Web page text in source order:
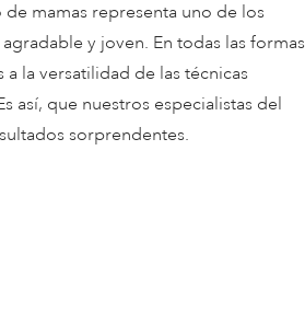
mamas representa uno de los
y joven. En todas las formas
la versatilidad de las técnicas
así, que nuestros especialistas del
sorprendentes.